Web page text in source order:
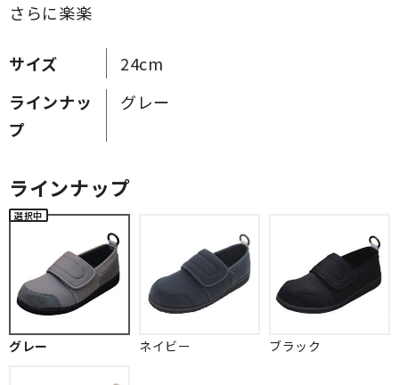
さらに楽楽
サイズ
24cm
ラインナッ
プ
グレー
ラインナップ
グレー ネイビー ブラック